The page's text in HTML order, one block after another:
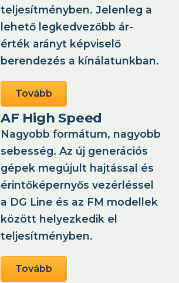
teljesítményben. Jelenleg a
lehető legkedvezőbb ár-
érték arányt képviselő
berendezés a kínálatunkban.
Tovább
AF High Speed
Nagyobb formátum, nagyobb
sebesség. Az új generációs
gépek megújult hajtással és
érintőképernyős vezérléssel
a DG Line és az FM modellek
között helyezkedik el
teljesítményben.
Tovább